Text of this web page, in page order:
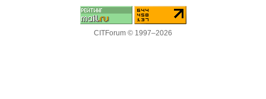
CITForum © 1997–2026